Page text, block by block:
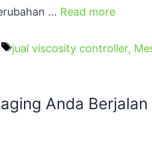
… Read more
jual viscosity controller,
Anda Berjalan